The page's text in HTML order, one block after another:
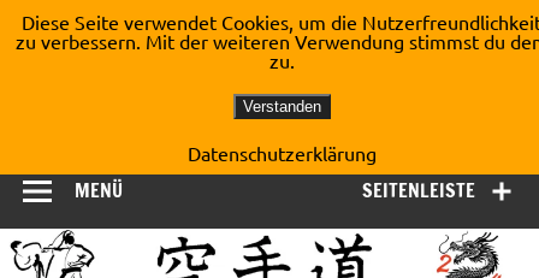
Inhalt
springen
Shotokan Karate Dojo
Kirchberg e.V.
SEITENLEISTE
MENÜ
Diese Seite verwendet Cookies, um die
zu verbessern. Mit der weiteren Verwendung stimmst du
zu.
Verstanden
Datenschutzerklärung